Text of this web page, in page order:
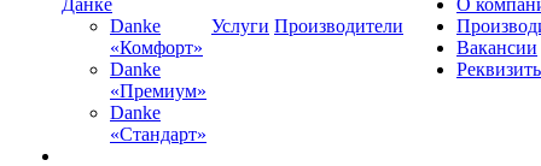
Данке
Danke
«Комфорт»
Danke
«Премиум»
Danke
«Стандарт»
Услуги Производители
О
Вакансии